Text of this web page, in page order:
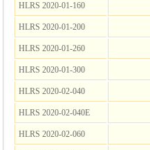
HLRS 2020-01-160
HLRS 2020-01-200
HLRS 2020-01-260
HLRS 2020-01-300
HLRS 2020-02-040
HLRS 2020-02-040E
HLRS 2020-02-060